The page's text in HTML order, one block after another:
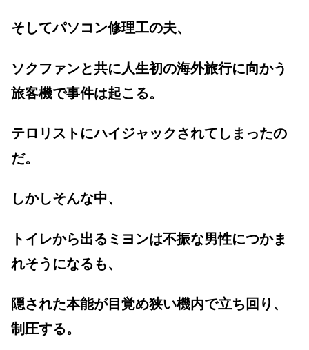
そしてパソコン修理工の夫、
ソクファンと共に人生初の海外旅行に向かう
旅客機で事件は起こる。
テロリストにハイジャックされてしまったの
だ。
しかしそんな中、
トイレから出るミヨンは不振な男性につかま
れそうになるも、
隠された本能が目覚め狭い機内で立ち回り、
制圧する。